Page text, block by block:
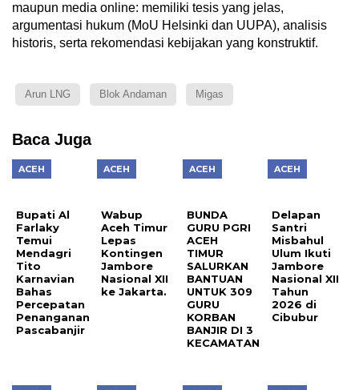
maupun media online: memiliki tesis yang jelas,
argumentasi hukum (MoU Helsinki dan UUPA), analisis
historis, serta rekomendasi kebijakan yang konstruktif.
Arun LNG Blok Andaman Migas
Baca Juga
ACEH
Bupati Al
Farlaky
Temui
Mendagri
Tito
Karnavian
Bahas
Percepatan
Penanganan
Pascabanjir
ACEH
Wabup
Aceh Timur
Lepas
Kontingen
Jambore
Nasional XII
ke Jakarta.
ACEH
BUNDA
GURU PGRI
ACEH
TIMUR
SALURKAN
BANTUAN
UNTUK 309
GURU
KORBAN
BANJIR DI 3
KECAMATAN
ACEH
Delapan
Santri
Misbahul
Ulum Ikuti
Jambore
Nasional XII
Tahun
2026 di
Cibubur